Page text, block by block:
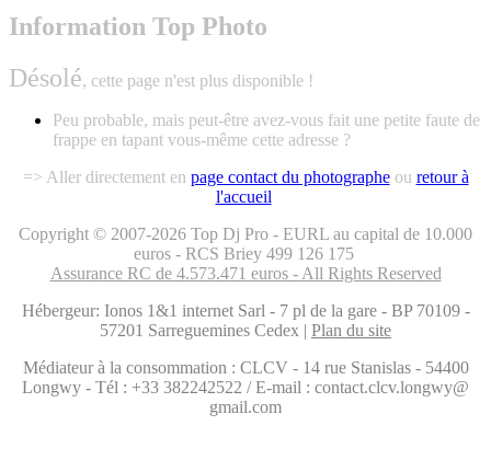
Information Top Photo
Désolé, cette page n'est plus disponible !
Peu probable, mais peut-être avez-vous fait une petite faute de
frappe en tapant vous-même cette adresse ?
=> Aller directement en page contact du photographe ou retour à
l'accueil
Copyright © 2007-2026 Top Dj Pro - EURL au capital de 10.000
euros - RCS Briey 499 126 175
Assurance RC de 4.573.471 euros - All Rights Reserved
Hébergeur: Ionos 1&1 internet Sarl - 7 pl de la gare - BP 70109 -
57201 Sarreguemines Cedex | Plan du site
Médiateur à la consommation : CLCV - 14 rue Stanislas - 54400
Longwy - Tél : +33 382242522 / E-mail : contact.clcv.longwy@
gmail.com